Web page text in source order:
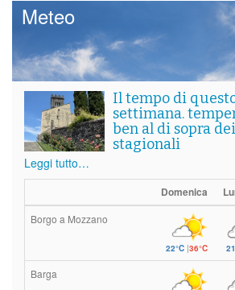
Meteo
Il tempo di
settimana.
ben al di sopra
stagionali
Leggi tutto…
Domenica
Borgo a Mozzano
22°C|36°C
Barga